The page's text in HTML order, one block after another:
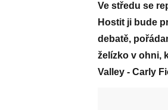
Ve středu se
Hostit ji bude
debatě,
želízko v ohni,
Valley - Carly